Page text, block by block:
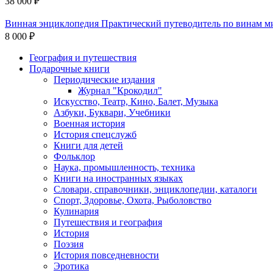
Винная энциклопедия Практический путеводитель по винам
8 000 ₽
Разделы
каталога
География и путешествия
Подарочные книги
Периодические издания
Журнал "Крокодил"
Искусство, Театр, Кино, Балет, Музыка
Азбуки, Буквари, Учебники
Военная история
История спецслужб
Книги для детей
Фольклор
Наука, промышленность, техника
Книги на иностранных языках
Словари, справочники, энциклопедии, каталоги
Спорт, Здоровье, Охота, Рыболовство
Кулинария
Путешествия и география
История
Поэзия
История повседневности
Эротика